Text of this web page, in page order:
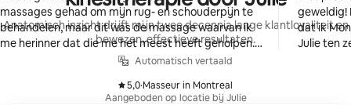
Anatomisch inzicht drijft mijn twee decennia lange klantloyaliteit en
bewezen, effectieve resultaten.
Automatisch vertaald
5,0
, ·Masseur in Montreal
Aangeboden op locatie bij Julie
massages gehad om mijn rug- en schouderpijn te
behandelen, maar dit was de massage waarvan ik
me herinner dat die me het meest heeft geholpen.
Zeer ervaren en deskundige professional, en ook
geweldig!
dat ik
Julie ten